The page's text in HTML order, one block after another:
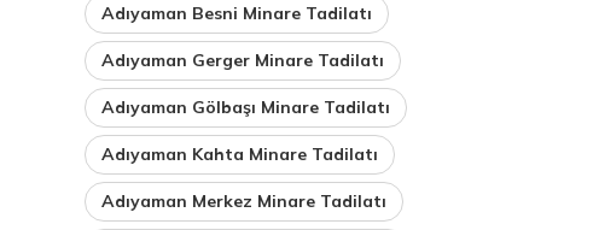
Adıyaman Besni Minare Tadilatı
Adıyaman Gerger Minare Tadilatı
Adıyaman Gölbaşı Minare Tadilatı
Adıyaman Kahta Minare Tadilatı
Adıyaman Merkez Minare Tadilatı